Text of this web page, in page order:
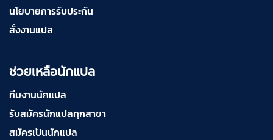
นโยบายการรับประกัน
สั่งงานแปล
ช่วยเหลือนักแปล
ทีมงานนักแปล
รับสมัครนักแปลทุกสาขา
สมัครเป็นนักแปล